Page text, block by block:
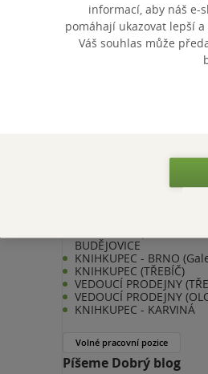
klubové výhody
naší appce KDčko
tisíce knih
BUDĚJOVICE
KNIHKUPEC - BRNO
KNIHKUPEC (TŘEBÍČ)
VEDOUCÍ PRODEJNY
VEDOUCÍ PRODEJNY
KNIHKUPEC - KARVINÁ
Volné pracovní pozice
Píšeme Dobrý blog
informací, aby náš e-
pomáhají ukazovat lepší
Váš souhlas může